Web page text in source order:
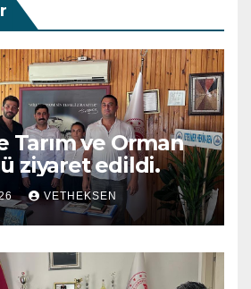
Tarım ve Orman
ziyaret edildi.
VETHEKSEN